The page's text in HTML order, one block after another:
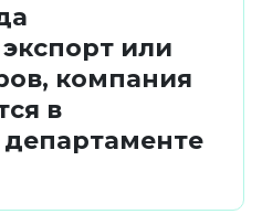
или
компания
в